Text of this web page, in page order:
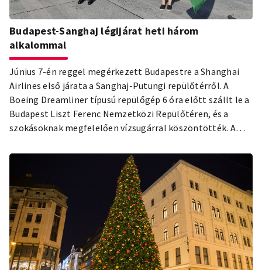
Budapest-Sanghaj légijárat heti három
alkalommal
Június 7-én reggel megérkezett Budapestre a Shanghai
Airlines első járata a Sanghaj-Putungi repülőtérről. A
Boeing Dreamliner típusú repülőgép 6 óra előtt szállt le a
Budapest Liszt Ferenc Nemzetközi Repülőtéren, és a
szokásoknak megfelelően vízsugárral köszöntötték. A
nagyváros között.